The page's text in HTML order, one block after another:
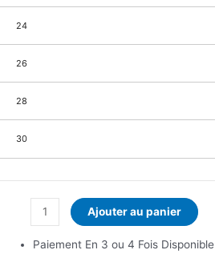
24
26
28
30
Ajouter au panier
Paiement En 3 ou 4 Fois Disponible